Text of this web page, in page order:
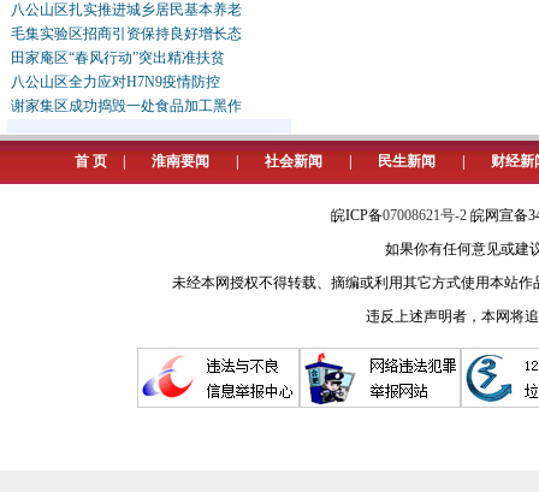
八公山区扎实推进城乡居民基本养老
毛集实验区招商引资保持良好增长态
田家庵区“春风行动”突出精准扶贫
八公山区全力应对H7N9疫情防控
谢家集区成功捣毁一处食品加工黑作
首 页 淮南要闻 社会新闻 民生新闻 财经新
皖ICP备07008621号-2 皖网宣备
如果你有任何意见或建
未经本网授权不得转载、摘编或利用其它方式使用本站
违反上述声明者，本网将